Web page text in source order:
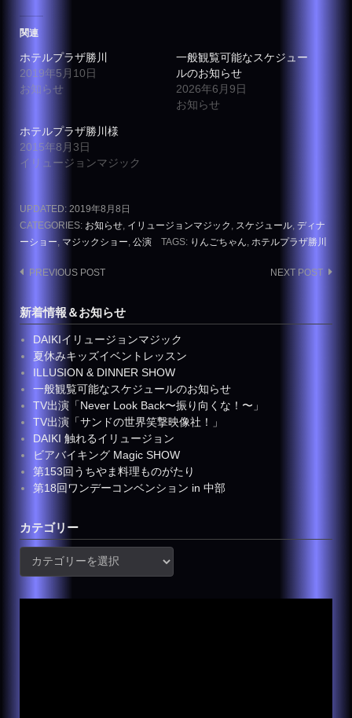
関連
ホテルプラザ勝川
2019年5月10日
お知らせ
一般観覧可能なスケジュー
ルのお知らせ
2026年6月9日
お知らせ
ホテルプラザ勝川様
2015年8月3日
イリュージョンマジック
UPDATED: 2019年8月8日
CATEGORIES: お知らせ, イリュージョンマジック , スケジュール, ディナ
ーショー, マジックショー, 公演 TAGS: りんごちゃん, ホテルプラザ勝川
Post
PREVIOUS POST NEXT POST
新着情報＆お知らせ
DAIKIイリュージョンマジック
夏休みキッズイベントレッスン
ILLUSION & DINNER SHOW
一般観覧可能なスケジュールのお知らせ
TV出演「Never Look Back〜振り向くな！〜」
TV出演「サンドの世界笑撃映像社！」
DAIKI 触れるイリュージョン
ビアバイキング Magic SHOW
第153回うちやま料理ものがたり
第18回ワンデーコンベンション in 中部
カテゴリー